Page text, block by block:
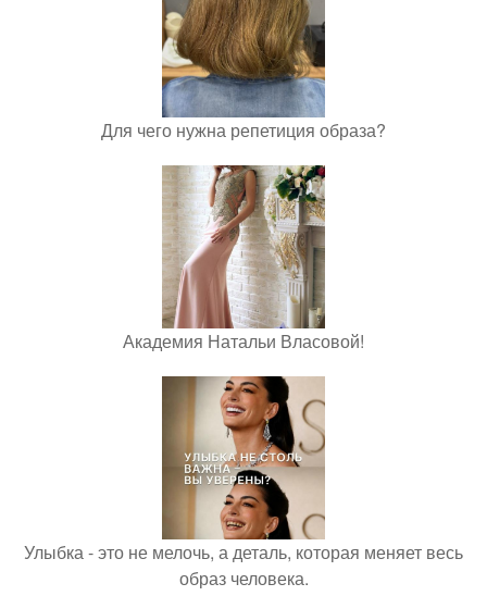
Для чего нужна репетиция образа?
Академия Натальи Власовой!
Улыбка - это не мелочь, а деталь, которая меняет весь
образ человека.